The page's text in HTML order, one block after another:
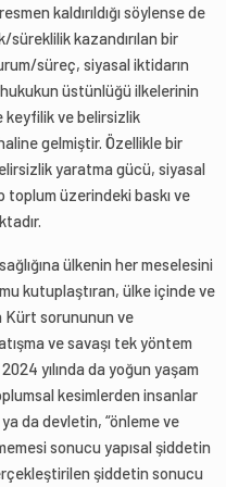
kaldırıldığı söylense de
süreklilik kazandırılan bir
süreç, siyasal iktidarın
hukukun üstünlüğü ilkelerinin
keyfilik ve belirsizlik
gelmiştir. Özellikle bir
yaratma gücü, siyasal
üzerindeki baskı ve
ülkenin her meselesini
kutuplaştıran, ülke içinde ve
Kürt sorununun ve
ve savaşı tek yöntem
yılında da yoğun yaşam
kesimlerden insanlar
da devletin, “önleme ve
sonucu yapısal şiddetin
şiddetin sonucu